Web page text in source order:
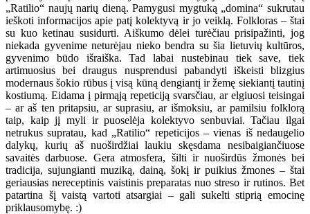
„Ratilio“ naujų narių dieną. Pamygusi mygtuką „domina“ sukrutau
ieškoti informacijos apie patį kolektyvą ir jo veiklą. Folkloras – štai
su kuo ketinau susidurti. Aiškumo dėlei turėčiau prisipažinti, jog
niekada gyvenime neturėjau nieko bendra su šia lietuvių kultūros,
gyvenimo būdo išraiška. Tad labai nustebinau tiek save, tiek
artimuosius bei draugus nusprendusi pabandyti iškeisti blizgius
modernaus šokio rūbus į visą kūną dengiantį ir žemę siekiantį tautinį
kostiumą. Eidama į pirmąją repeticiją svarsčiau, ar elgiuosi teisingai
– ar aš ten pritapsiu, ar suprasiu, ar išmoksiu, ar pamilsiu folklorą
taip, kaip jį myli ir puoselėja kolektyvo senbuviai. Tačiau ilgai
netrukus supratau, kad „Ratilio“ repeticijos – vienas iš nedaugelio
dalykų, kurių aš nuoširdžiai laukiu skęsdama nesibaigiančiuose
savaitės darbuose. Gera atmosfera, šilti ir nuoširdūs žmonės bei
tradicija, sujungianti muziką, dainą, šokį ir puikius žmones – štai
geriausias nereceptinis vaistinis preparatas nuo streso ir rutinos. Bet
patartina šį vaistą vartoti atsargiai – gali sukelti stiprią emocinę
priklausomybę. :)